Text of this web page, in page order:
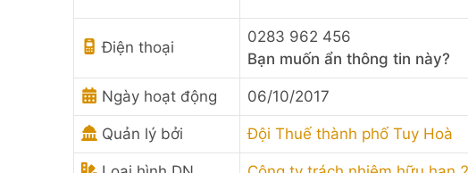
Điện thoại
0283 962 456
Bạn muốn ẩn thông tin này?
Ngày hoạt động 06/10/2017
Quản lý bởi Đội Thuế thành phố Tuy Hoà